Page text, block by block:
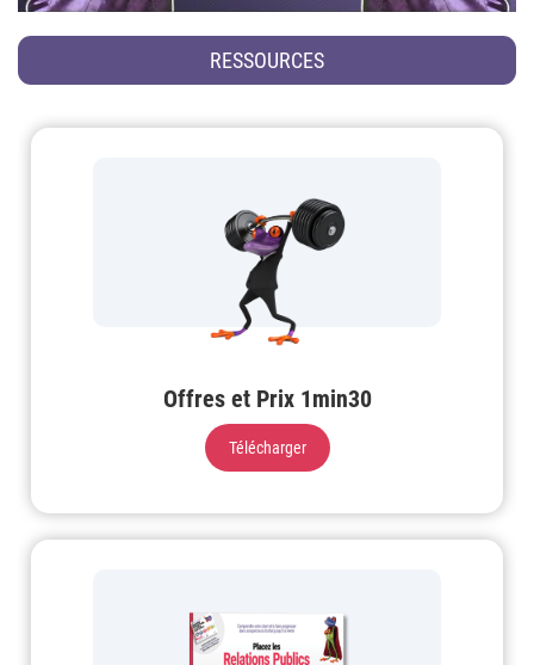
RESSOURCES
Offres et Prix 1min30
Télécharger